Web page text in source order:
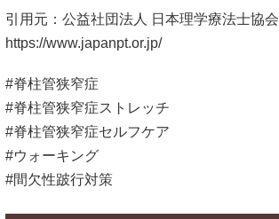
引用元：公益社団法人 日本理学療法士協会
https://www.japanpt.or.jp/
#脊柱管狭窄症
#脊柱管狭窄症ストレッチ
#脊柱管狭窄症セルフケア
#ウォーキング
#間欠性跛行対策